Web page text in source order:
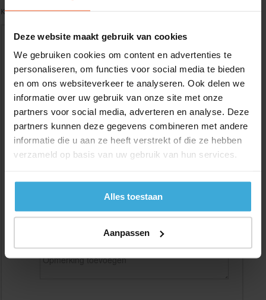
Deze website maakt gebruik van cookies
We gebruiken cookies om content en advertenties te
personaliseren, om functies voor social media te bieden
en om ons websiteverkeer te analyseren. Ook delen we
informatie over uw gebruik van onze site met onze
partners voor social media, adverteren en analyse. Deze
partners kunnen deze gegevens combineren met andere
informatie die u aan ze heeft verstrekt of die ze hebben
verzameld op basis van uw gebruik van hun services.
Alles toestaan
Aanpassen
Kwaliteit: AISI 304
Gewenste
lengtemaat in
(max. 2000 mm)
+/- 2 mm lengtetolerantie
Materiaalkosten
Alle bedragen zijn excl. 21% BTW